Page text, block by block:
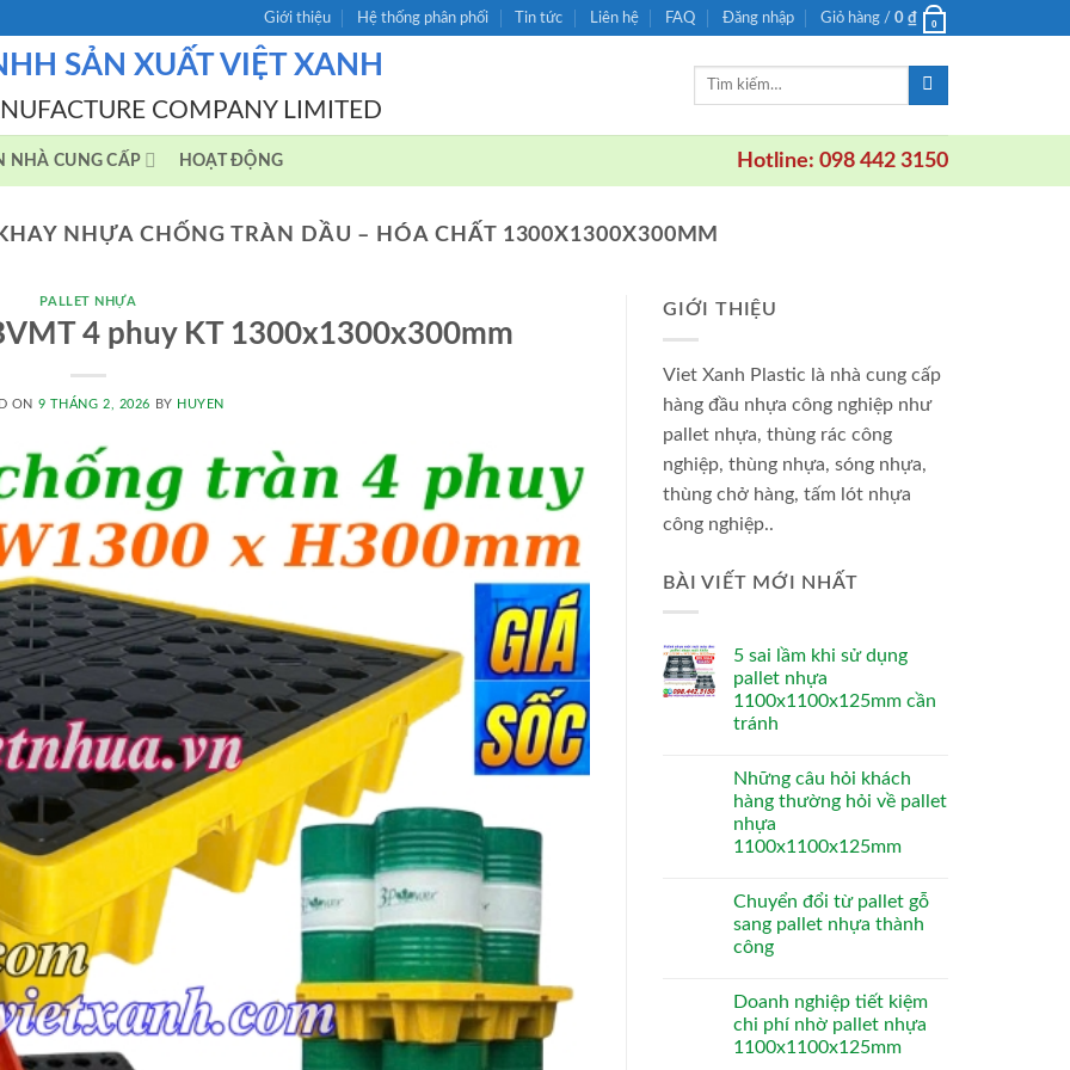
Giới thiệu Hệ thống phân phối Tin tức Liên hệ FAQ Đăng nhập Giỏ hàng / 0 ₫ 0
SẢN XUẤT VIỆT XANH
COMPANY LIMITED
Tìm
NHÀ CUNG CẤP HOẠT ĐỘNG Hotline: 098 442 3150
NHỰA CHỐNG TRÀN DẦU – HÓA CHẤT 1300X1300X300MM
PALLET NHỰA
4 phuy KT 1300x1300x300mm
ON 9 THÁNG 2, 2026 BY HUYEN
GIỚI THIỆU
Viet Xanh Plastic là nhà cung cấp
hàng đầu nhựa công nghiệp như
pallet nhựa, thùng rác công
nghiệp, thùng nhựa, sóng nhựa,
thùng chở hàng, tấm lót nhựa
công nghiệp..
BÀI VIẾT MỚI NHẤT
5 sai lầm khi sử dụng
pallet nhựa
1100x1100x125mm cần
tránh
Những câu hỏi khách
hàng thường hỏi về pallet
nhựa
1100x1100x125mm
Chuyển đổi từ pallet gỗ
sang pallet nhựa thành
công
Doanh nghiệp tiết kiệm
chi phí nhờ pallet nhựa
1100x1100x125mm